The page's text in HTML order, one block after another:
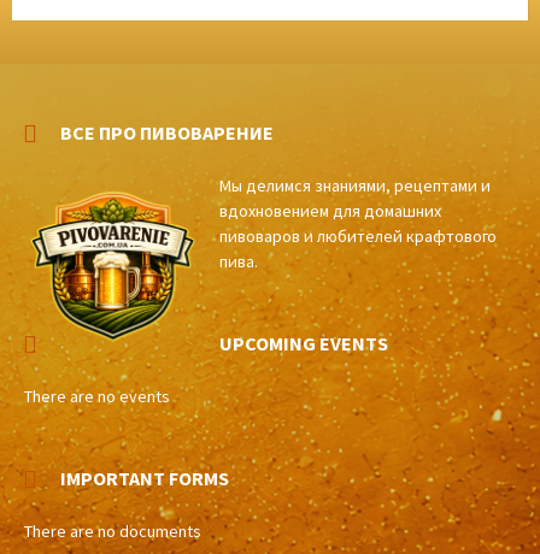
ВСЕ ПРО ПИВОВАРЕНИЕ
Мы делимся знаниями, рецептами и
вдохновением для домашних
пивоваров и любителей крафтового
пива.
UPCOMING EVENTS
There are no events
IMPORTANT FORMS
There are no documents